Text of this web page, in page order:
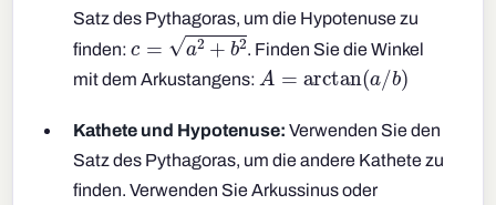
Satz des Pythagoras, um die Hypotenuse zu
finden:
+b2
. Finden Sie die Winkel
mit dem Arkustangens:
A arctan / )
Kathete und Hypotenuse: Verwenden Sie den
Satz des Pythagoras, um die andere Kathete zu
finden. Verwenden Sie Arkussinus oder